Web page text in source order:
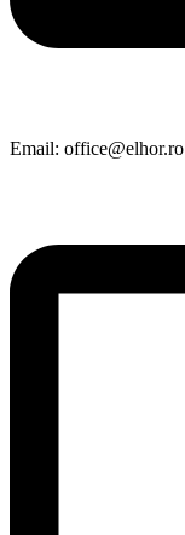
Email: office@elhor.ro